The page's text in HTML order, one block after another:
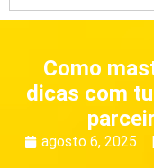
Como
dicas com
agosto 6, 2025 |